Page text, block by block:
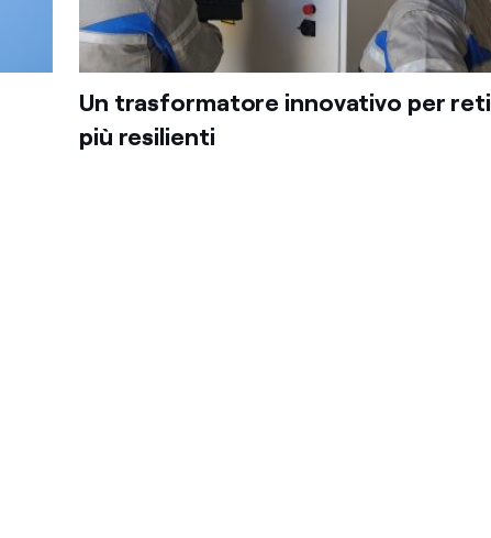
Un trasformatore innovativo per reti
più resilienti